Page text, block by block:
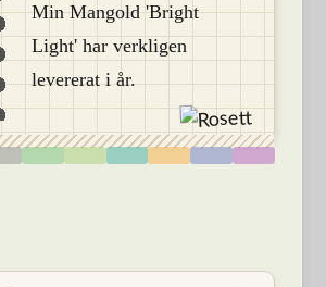
Min Mangold 'Bright
Light' har verkligen
levererat i år.